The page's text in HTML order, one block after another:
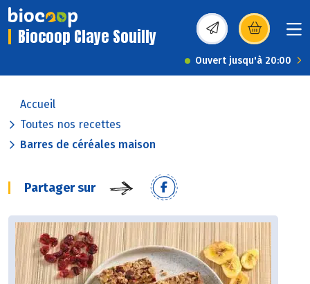
Biocoop Claye Souilly (s’ouvre dans une
Ouvert jusqu'à 20:00
Accueil
Toutes nos recettes
Barres de céréales maison
Partager sur